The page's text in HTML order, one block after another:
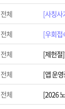
전체 [사칭사
전체 [우회접
전체 [제헌절
전체 [앱 운
전체 [2026